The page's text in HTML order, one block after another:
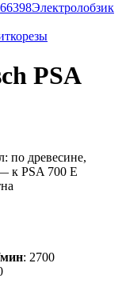
Электролобзик
PSA
по древесине,
к PSA 700 E
мин: 2700